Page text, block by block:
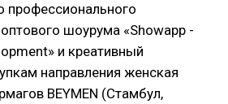
профессионального
шоурума «Showapp -
и креативный
направления женская
BEYMEN (Стамбул,